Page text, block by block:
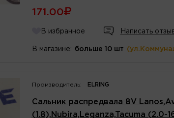
171.00
В избранное Написать
В магазине: больше 10 шт
Производитель: ELRING
Сальник распредвала 8V
(1.8),Nubira,Leganza,Tacuma (2.0-